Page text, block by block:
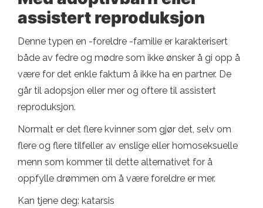
assistert reproduksjon
Denne typen en -foreldre -familie er karakterisert
både av fedre og mødre som ikke ønsker å gi opp å
være for det enkle faktum å ikke ha en partner. De
går til adopsjon eller mer og oftere til assistert
reproduksjon.
Normalt er det flere kvinner som gjør det, selv om
flere og flere tilfeller av enslige eller homoseksuelle
menn som kommer til dette alternativet for å
oppfylle drømmen om å være foreldre er mer.
Kan tjene deg: katarsis